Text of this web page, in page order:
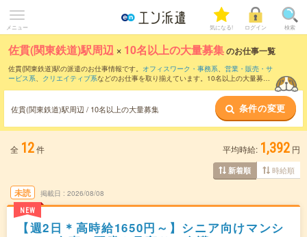
メニュー 気になる! ログイン 検索
佐貫(関東鉄道)駅周辺 × 10名以上の大量募集のお仕事一覧
佐貫(関東鉄道)駅の派遣のお仕事情報です。 オフィスワーク・事務系、 営業・販売・サ
ービス系、 クリエイティブ系などのお仕事を取り揃えています。10名以上の大量募集
佐貫(関東鉄道)駅周辺 / 10名以上の大量募集 条件の変更
全 12件 平均時給: 1,392 円
新着順 時給順
未読
NEW
掲載日 2026/08/08
【週2日＊高時給1650円～】シニア向けマンシ